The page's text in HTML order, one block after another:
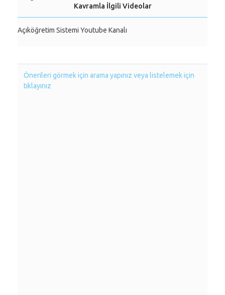
Kavramla İlgili Videolar
Açıköğretim Sistemi Youtube Kanalı
Önerileri görmek için arama yapınız veya listelemek için
tıklayınız